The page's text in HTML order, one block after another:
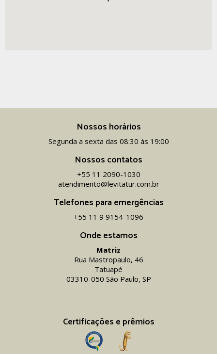
Onde estamos
Matriz
Rua Mastropaulo, 46
Tatuapé
03310-050 São Paulo, SP
Certificações e prêmios
Nossos horários
Segunda a sexta das 08:30 às 19:00
Nossos contatos
+55 11 2090-1030
atendimento@levitatur.com.br
Telefones para emergências
+55 11 9 9154-1096‬